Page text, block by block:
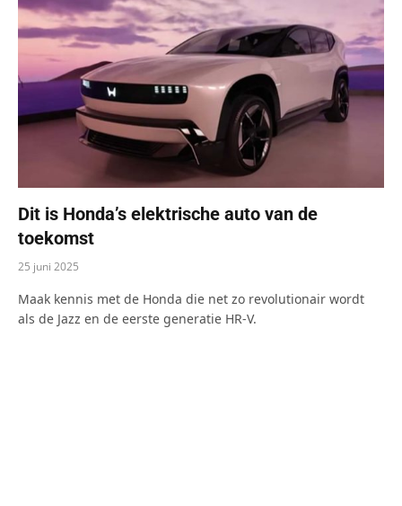
Dit is Honda’s elektrische auto van de
toekomst
25 juni 2025
Maak kennis met de Honda die net zo revolutionair wordt
als de Jazz en de eerste generatie HR-V.